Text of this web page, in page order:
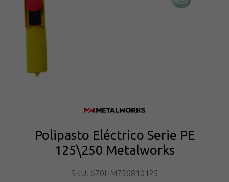
Polipasto Eléctrico Serie PE
125\250 Metalworks
SKU: 670HM756810125